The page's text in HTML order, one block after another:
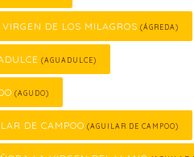
DE LOS MILAGROS (ÁGREDA)
(AGUADULCE)
(AGUDO)
DE CAMPOO (AGUILAR DE CAMPOO)